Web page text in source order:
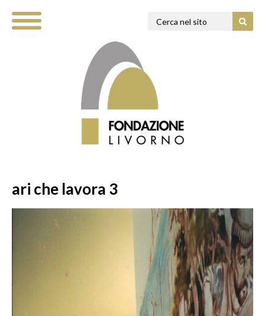
ari che lavora 3